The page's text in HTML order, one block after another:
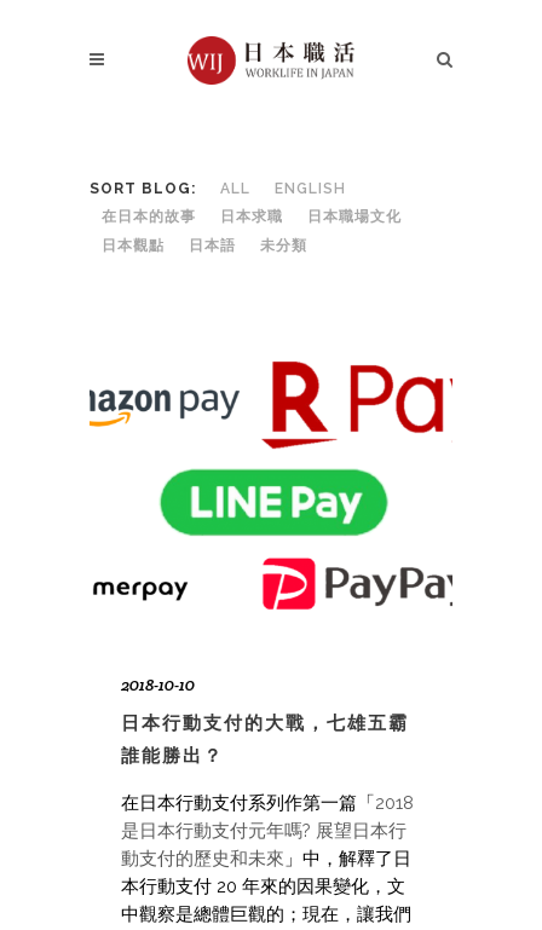
SORT BLOG: ALL
ENGLISH
在日本的故事
日本求職
日本職場文化
日本觀點
日本語 未分類
2018-10-10
日本行動支付的大戰，七雄五霸
誰能勝出？
在日本行動支付系列作第一篇「2018
是日本行動支付元年嗎? 展望日本行
動支付的歷史和未來 」中，解釋了日
本行動支付 20 年來的因果變化，文
中觀察是總體巨觀的；現在，讓我們